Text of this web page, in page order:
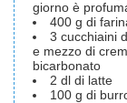
giorno è
400 g di
3 cucchiaini
e mezzo di
bicarbonato
2 dl di latte
100 g di